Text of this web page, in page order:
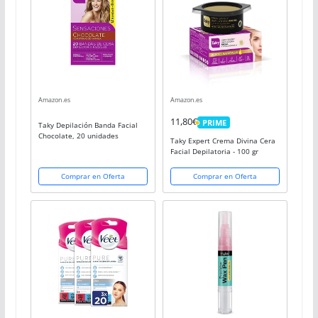
Amazon.es
Taky Depilación Banda Facial
Chocolate, 20 unidades
Comprar en Oferta
Amazon.es
11,80€ PRIME
PRIME
Taky Expert Crema Divina Cera
Facial Depilatoria - 100 gr
Comprar en Oferta